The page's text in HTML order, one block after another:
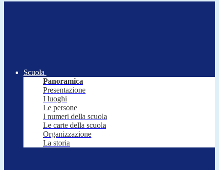
Scuola
Panoramica
Presentazione
I luoghi
Le persone
I numeri della scuola
Le carte della scuola
Organizzazione
La storia